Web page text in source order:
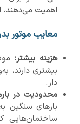
اهمیت می‌دهند،
معایب موتور
هزینه بیشتر:
بیشتری دارند،
دار.
محدودیت در
بارهای سنگین
ساختمان‌هایی